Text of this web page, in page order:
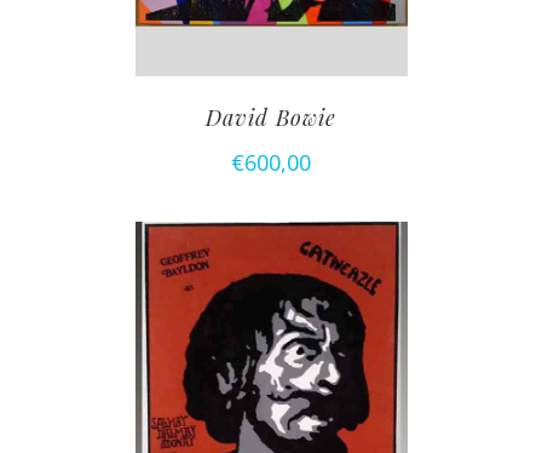
David Bowie
€600,00
TOEVOEGEN AAN
WINKELWAGEN